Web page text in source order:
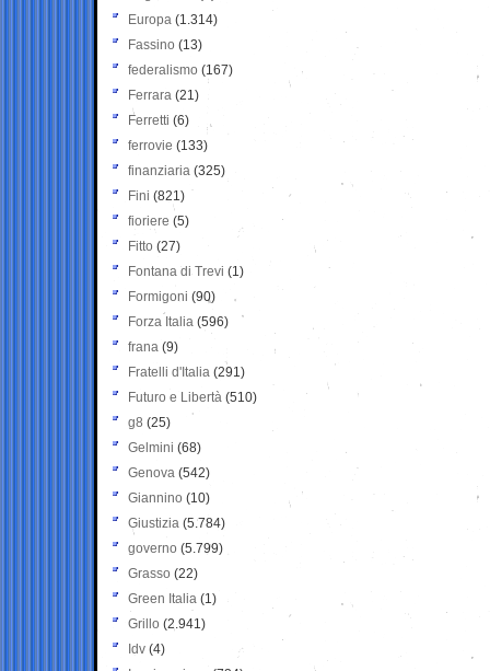
Europa (1.314)
Fassino (13)
federalismo (167)
Ferrara (21)
Ferretti (6)
ferrovie (133)
finanziaria (325)
Fini (821)
fioriere (5)
Fitto (27)
Fontana di Trevi (1)
Formigoni (90)
Forza Italia (596)
frana (9)
Fratelli d'Italia (291)
Futuro e Libertà (510)
g8 (25)
Gelmini (68)
Genova (542)
Giannino (10)
Giustizia (5.784)
governo (5.799)
Grasso (22)
Green Italia (1)
Grillo (2.941)
Idv (4)